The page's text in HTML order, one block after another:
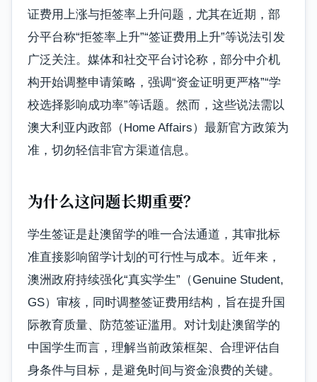
证费用上涨与拒签率上升问题，尤其在近期，部
分平台称“拒签率上升”“签证费用上升”等说法引发
广泛关注。媒体和社交平台讨论称，部分中介机
构开始调整申请策略，强调“资金证明更严格”“学
校选择影响成功率”等话题。然而，这些说法需以
澳大利亚内政部（Home Affairs）最新官方政策为
准，切勿轻信非官方渠道信息。
为什么这问题长期重要？
学生签证是赴澳留学的唯一合法通道，其审批标
准直接影响留学计划的可行性与成本。近年来，
澳洲政府持续强化“真实学生”（Genuine Student,
GS）审核，同时调整签证费用结构，旨在提升国
际教育质量、防范签证滥用。对计划赴澳留学的
中国学生而言，理解当前政策框架、合理评估自
身条件与目标，是避免时间与资金浪费的关键。